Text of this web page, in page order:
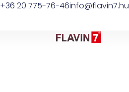
+36 20 775-76-46info@flavin7.hu